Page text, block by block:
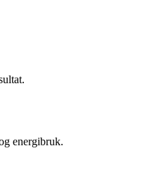
energibruk.